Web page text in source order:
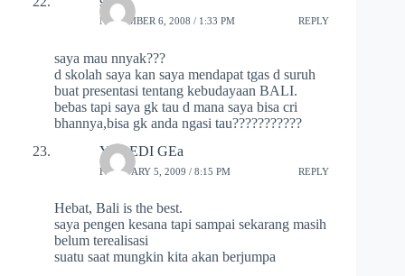
NOVEMBER 6, 2008 / 1:33 PM REPLY
saya mau nnyak???
d skolah saya kan saya mendapat tgas d suruh
buat presentasi tentang kebudayaan BALI.
bebas tapi saya gk tau d mana saya bisa cri
bhannya,bisa gk anda ngasi tau???????????
YAREDI GEa
FEBRUARY 5, 2009 / 8:15 PM REPLY
Hebat, Bali is the best.
saya pengen kesana tapi sampai sekarang masih
belum terealisasi
suatu saat mungkin kita akan berjumpa